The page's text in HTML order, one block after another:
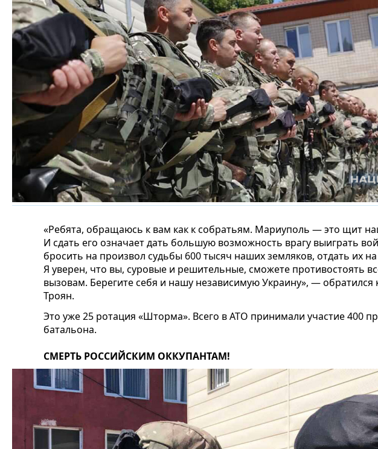
«Ребята, обращаюсь к вам как к собратьям. Мариуполь — это щит
И сдать его означает дать большую возможность врагу выиграть
бросить на произвол судьбы 600 тысяч наших земляков, отдать их на
Я уверен, что вы, суровые и решительные, сможете противостоять
вызовам. Берегите себя и нашу независимую Украину», —
Троян.
Это уже 25 ротация «Шторма». Всего в АТО принимали участие 400
батальона.
СМЕРТЬ РОССИЙСКИМ ОККУПАНТАМ!